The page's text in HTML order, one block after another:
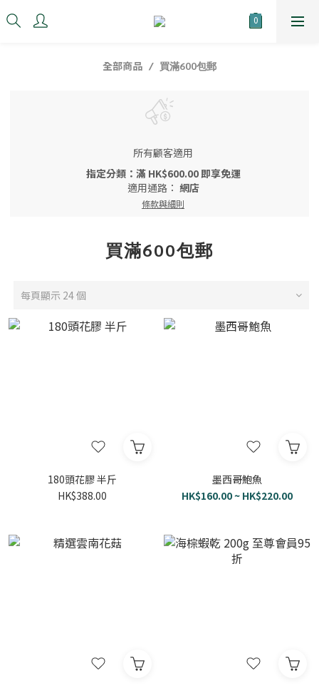
全部商品 買滿600包郵
所有顧客適用
指定分類：滿 HK$600.00 即享免運
適用通路： 網店
條款與細則
買滿600包郵
每頁顯示 24 個
180頭花膠 半斤
HK$388.00
墨西哥鮑魚
HK$160.00 ~ HK$220.00